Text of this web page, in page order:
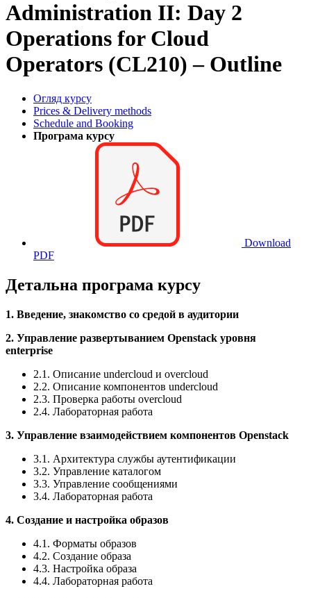
Administration II: Day 2
Operations for Cloud
Operators (CL210) – Outline
Огляд курсу
Prices & Delivery methods
Schedule and Booking
Програма курсу
Download
PDF
Детальна програма курсу
1. Введение, знакомство со средой в аудитории
2. Управление развертыванием Openstack уровня
enterprise
2.1. Описание undercloud и overcloud
2.2. Описание компонентов undercloud
2.3. Проверка работы overcloud
2.4. Лабораторная работа
3. Управление взаимодействием компонентов Openstack
3.1. Архитектура службы аутентификации
3.2. Управление каталогом
3.3. Управление сообщениями
3.4. Лабораторная работа
4. Создание и настройка образов
4.1. Форматы образов
4.2. Создание образа
4.3. Настройка образа
4.4. Лабораторная работа